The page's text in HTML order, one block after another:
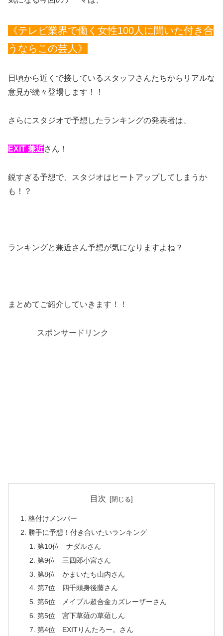
《テレビ業界で働く女性100人に聞いた付き合
うならこの芸人》
日頃から近くで接しているスタッフさんたちからリアルな
意見が続々登場します！！
さらにスタジオで予想したランキングの発表者は、
EXIT 兼近さん！
鋭すぎる予想で、スタジオはヒートアップしてしまうか
も！？
ランキングと兼近さん予想が気になりますよね？
まとめてご紹介していきます！！
スポンサードリンク
目次
格付けメンバー
勝手に予想！付き合いたいランキング
第10位 ナダルさん
第9位 三四郎小宮さん
第8位 かまいたち山内さん
第7位 四千頭身後藤さん
第6位 メイプル超合金カズレーザーさん
第5位 宮下草薙の草薙しん
第4位 EXITりんたろー。さん